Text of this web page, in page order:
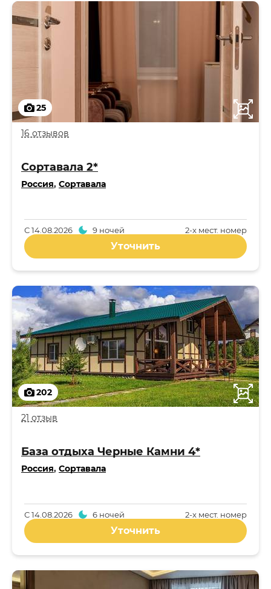
25
16 отзывов
Сортавала 2*
Россия, Сортавала
2-x мест. номер
С14.08.2026 9 ночей
Уточнить
202
21 отзыв
База отдыха Черные Камни 4*
Россия, Сортавала
2-x мест. номер
С14.08.2026 6 ночей
Уточнить